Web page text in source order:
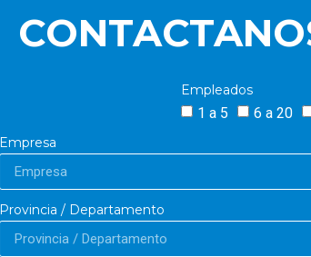
Empleados
1 a 5 6 a 20
Empresa
Provincia / Departamento